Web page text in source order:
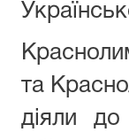
та
діяли